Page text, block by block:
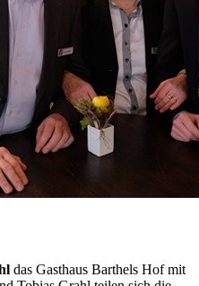
das Gasthaus Barthels Hof mit